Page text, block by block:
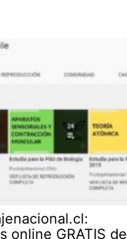
online GRATIS de